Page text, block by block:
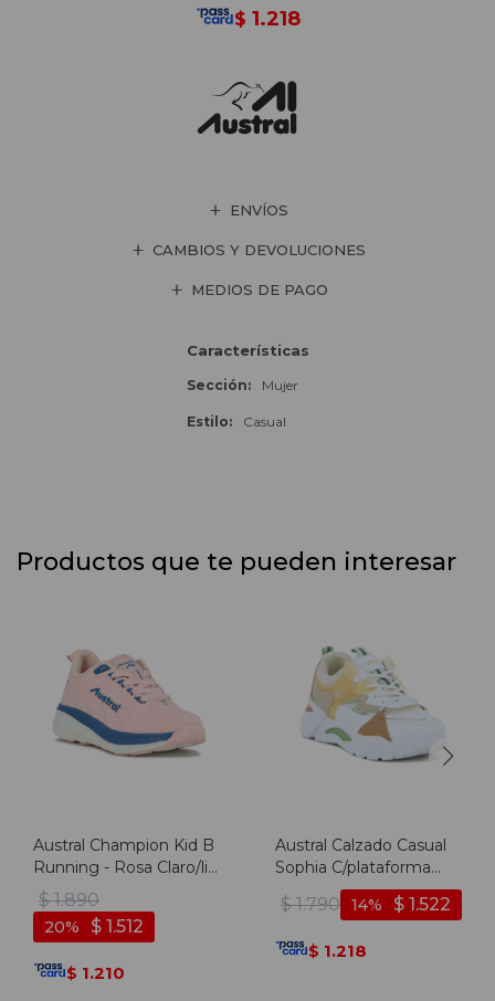
$ 1.218
ENVÍOS
CAMBIOS Y DEVOLUCIONES
MEDIOS DE PAGO
Características
Sección Mujer
Estilo Casual
Productos que te pueden interesar
Austral Champion Kid B
Running - Rosa Claro/lila
- Rosa Claro-lila
$ 1.890
$ 1.512
20
$ 1.210
Austral Calzado Casual
Sophia C/plataforma
Acordonado - Naranja-
verde - Naranja-verde
$ 1.790 $ 1.522
14
$ 1.218